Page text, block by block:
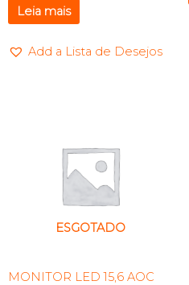
Leia mais
Add a Lista de Desejos
ESGOTADO
MONITOR LED 15,6 AOC